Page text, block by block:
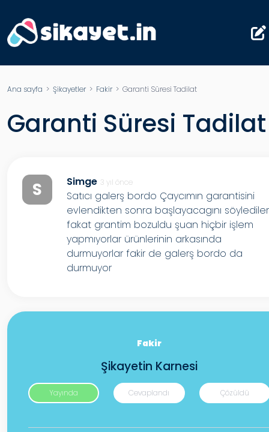
Ana sayfa > Şikayetler> Fakir> Garanti Süresi Tadilat
Garanti Süresi Tadilat
S Simge 3 yıl önce
Satıcı galerş bordo Çaycımın garantisini
evlendikten sonra başlayacagını söylediler
fakat grantim bozuldu şuan hiçbir işlem
yapmıyorlar ürünlerinin arkasında
durmuyorlar fakir de galerş bordo da
durmuyor
Fakir
Şikayetin Karnesi
Yayında Cevaplandı Çözüldü